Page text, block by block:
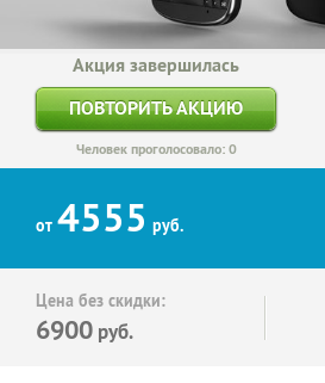
Акция завершилась
ПОВТОРИТЬ АКЦИЮ
Человек проголосовало: 0
от 4555 руб.
Цена без скидки:
6900 руб.